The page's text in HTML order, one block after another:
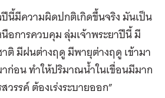
นี้มีความผิดปกติเกิดขึ้นจริง มันเป็น
อการควบคุม ลุ่มเจ้าพระยาปีนี้ มี
ติ มีฝนต่างฤดู มีพายุต่างฤดู เข้ามา
ก่อน ทำให้ปริมาณน้ำในเขื่อนมีมาก
รรค์ ต้องเร่งระบายออก”